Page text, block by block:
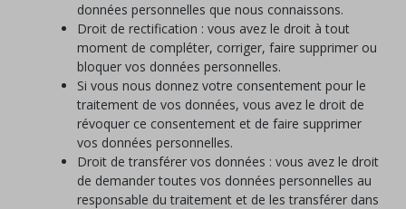
données personnelles que nous connaissons.
Droit de rectification : vous avez le droit à tout
moment de compléter, corriger, faire supprimer ou
bloquer vos données personnelles.
Si vous nous donnez votre consentement pour le
traitement de vos données, vous avez le droit de
révoquer ce consentement et de faire supprimer
vos données personnelles.
Droit de transférer vos données : vous avez le droit
de demander toutes vos données personnelles au
responsable du traitement et de les transférer dans